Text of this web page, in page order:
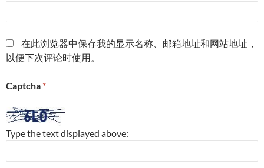
在此浏览器中保存我的显示名称、邮箱地址和网站地址，
以便下次评论时使用。
Captcha *
Type the text displayed above: